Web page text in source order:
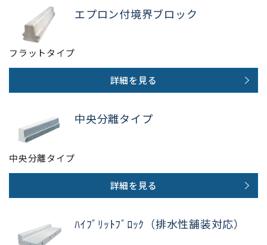
エプロン付境界ブロック
フラットタイプ
詳細を見る
中央分離タイプ
中央分離タイプ
詳細を見る
ﾊｲﾌﾞﾘｯﾄﾌﾞﾛｯｸ（排水性舗装対応）